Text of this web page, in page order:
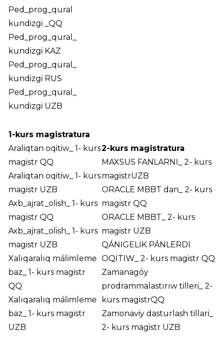
Ped_prog_qural
kundizgi _QQ
Ped_prog_qural_
kundizgi KAZ
Ped_prog_qural_
kundizgi RUS
Ped_prog_qural_
kundizgi UZB
1-kurs magistratura
Araliqtan oqitiw_ 1- kurs
magistr QQ
Araliqtan oqitiw_ 1- kurs
magistr UZB
Axb_ajrat_olish_ 1- kurs
magistr QQ
Axb_ajrat_olish_ 1- kurs
magistr UZB
Xalıqaralıq málimleme
baz_ 1- kurs magistr
QQ
Xalıqaralıq málimleme
baz_ 1- kurs magistr
UZB
2-kurs magistratura
MAXSUS FANLARNI_ 2- kurs
magistrUZB
ORACLE MBBT dan_ 2- kurs
magistr QQ
ORACLE MBBT_ 2- kurs
magistr UZB
QÁNIGELIK PÁNLERDI
OQITIW_ 2- kurs magistr QQ
Zamanagóy
prodrammalastırıw tilleri_ 2-
kurs magistrQQ
Zamonaviy dasturlash tillari_
2- kurs magistr UZB